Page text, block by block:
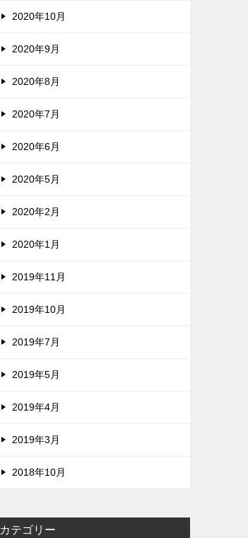
2020年10月
2020年9月
2020年8月
2020年7月
2020年6月
2020年5月
2020年2月
2020年1月
2019年11月
2019年10月
2019年7月
2019年5月
2019年4月
2019年3月
2018年10月
カテゴリー